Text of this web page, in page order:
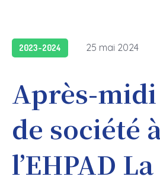
2023-2024 25 mai 2024
Après-
de société
l’EHPAD